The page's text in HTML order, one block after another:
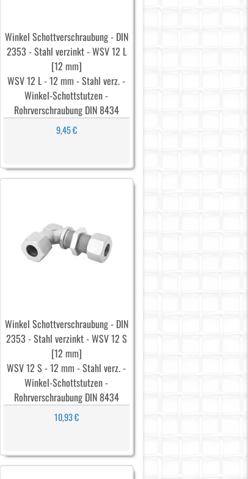
Winkel Schottverschraubung - DIN
2353 - Stahl verzinkt - WSV 12 L
[12 mm]
WSV 12 L - 12 mm - Stahl verz. -
Winkel-Schottstutzen -
Rohrverschraubung DIN 8434
9,45 €
Winkel Schottverschraubung - DIN
2353 - Stahl verzinkt - WSV 12 S
[12 mm]
WSV 12 S - 12 mm - Stahl verz. -
Winkel-Schottstutzen -
Rohrverschraubung DIN 8434
10,93 €